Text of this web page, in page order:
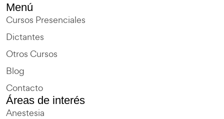
Menú
Cursos Presenciales
Dictantes
Otros Cursos
Blog
Contacto
Áreas de interés
Anestesia